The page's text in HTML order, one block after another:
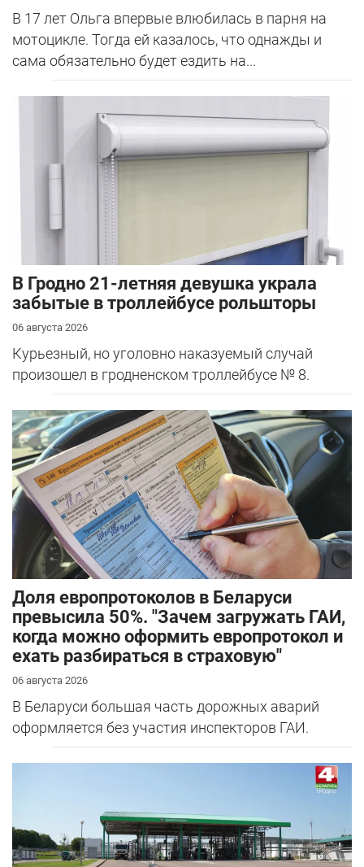
В 17 лет Ольга впервые влюбилась в парня на
мотоцикле. Тогда ей казалось, что однажды и
сама обязательно будет ездить на...
В Гродно 21-летняя девушка украла
забытые в троллейбусе рольшторы
06 августа 2026
Курьезный, но уголовно наказуемый случай
произошел в гродненском троллейбусе № 8.
Доля европротоколов в Беларуси
превысила 50%. "Зачем загружать ГАИ,
когда можно оформить европротокол и
ехать разбираться в страховую"
06 августа 2026
В Беларуси большая часть дорожных аварий
оформляется без участия инспекторов ГАИ.